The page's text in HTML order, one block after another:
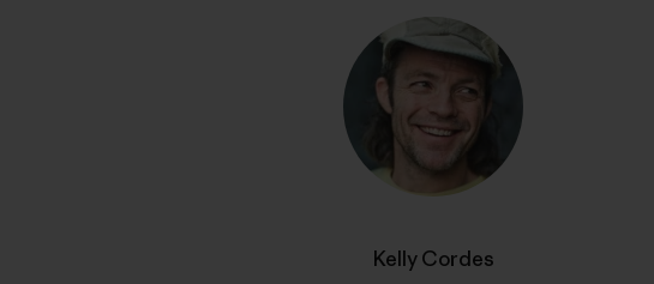
Kelly Cordes